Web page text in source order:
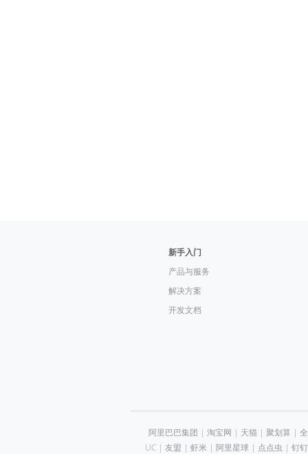
新手入门
产品与服务
解决方案
开发文档
阿里巴巴集团 | 淘宝网 | 天猫| 聚划算 |
UC| 友盟 | 虾米 | 阿里星球| 点点虫 | 钉钉